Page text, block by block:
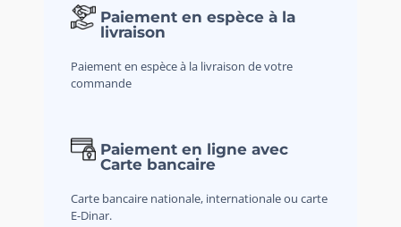
Paiement en espèce à la
livraison
Paiement en espèce à la livraison de votre
commande
Paiement en ligne avec
Carte bancaire
Carte bancaire nationale, internationale ou carte
E-Dinar.